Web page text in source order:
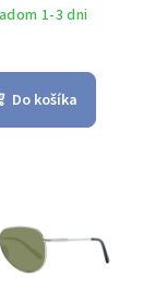
1-3 dni
Do košíka